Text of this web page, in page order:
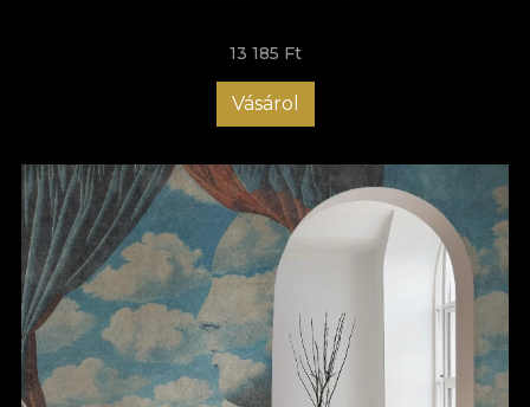
unică. Alege tapetele moderne pentru living VLAdiLA și bucură-
te de un ambient cu adevărat special! Te așteptăm cu modele
unice, create să inspire! Descoperă acum colecția noastră de
tapete și transformă-ți sufrageria într-un loc memorabil, care să
13 185 Ft
Vásárol